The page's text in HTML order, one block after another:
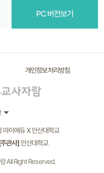
PC 버전보기
개인정보처리방침
마이에듀 X 안산대학교
관사]안산대학교
All Right Reserved.